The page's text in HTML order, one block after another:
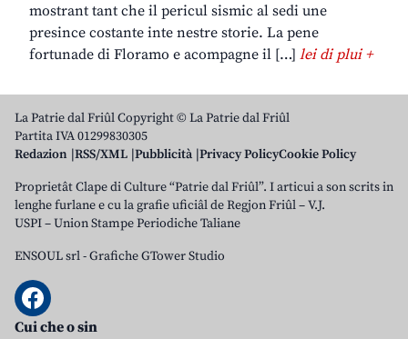
mostrant tant che il pericul sismic al sedi une
presince costante inte nestre storie. La pene
fortunade di Floramo e acompagne il […] lei di plui +
La Patrie dal Friûl Copyright © La Patrie dal Friûl
Partita IVA 01299830305
Redazion RSS/XML Pubblicità Privacy PolicyCookie Policy
Proprietât Clape di Culture “Patrie dal Friûl”. I articui a son scrits in
lenghe furlane e cu la grafie uficiâl de Regjon Friûl – V.J.
USPI – Union Stampe Periodiche Taliane
ENSOUL srl-Grafiche GTower Studio
Cui che o sin